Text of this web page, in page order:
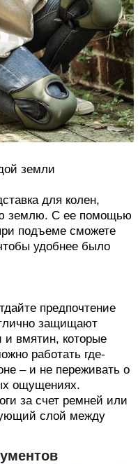
земли
для колен,
землю. С ее помощью
подъеме сможете
удобнее было
предпочтение
защищают
и вмятин, которые
работать где-
– и не переживать о
ощущениях.
за счет ремней или
слой между